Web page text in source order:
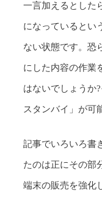
一言加えるとした
になっているとい
ない状態です。恐
にした内容の作業
はないでしょうか
スタンバイ」が可
記事でいろいろ書
たのは正にその部
端末の販売を強化